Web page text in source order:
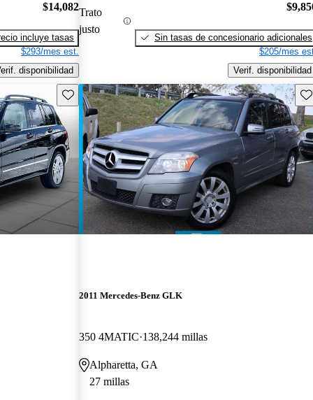
$14,082
incluye tasas
$293/mes est.
disponibilidad
Trato
justo
Sin tasas de concesionario adicionales
$205/mes
Verif. disponibilidad
Guarda este Aviso
2011 Mercedes-Benz GLK
350 4MATIC 138,244 millas
Alpharetta, GA
27 millas